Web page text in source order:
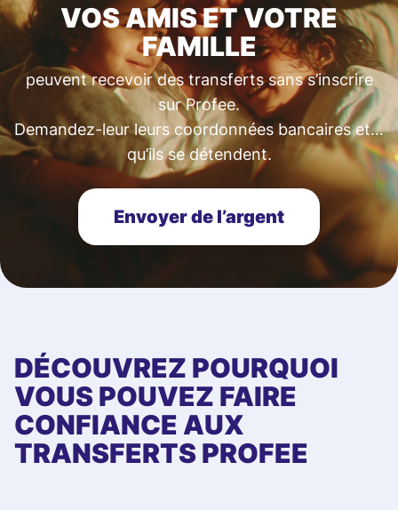
VOS AMIS ET VOTRE
FAMILLE
peuvent recevoir des transferts sans s’inscrire
sur Profee.
Demandez-leur leurs coordonnées bancaires et…
qu’ils se détendent.
Envoyer de l’argent
DÉCOUVREZ POURQUOI
VOUS POUVEZ FAIRE
CONFIANCE AUX
TRANSFERTS PROFEE